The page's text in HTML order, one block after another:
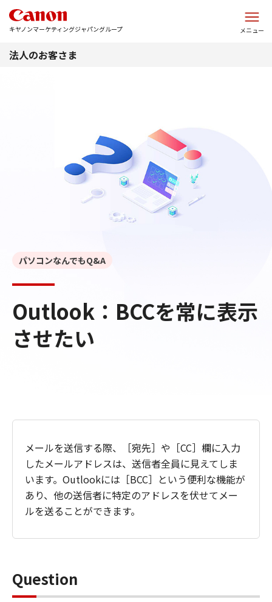
キヤノンマーケティングジャパングループ メニュー
法人のお客さま
Outlook：BCCを常に表示
させたい
パソコンなんでもQ&A
メールを送信する際、［宛先］や［CC］欄に入力
したメールアドレスは、送信者全員に見えてしま
います。Outlookには［BCC］という便利な機能が
あり、他の送信者に特定のアドレスを伏せてメー
ルを送ることができます。
Question